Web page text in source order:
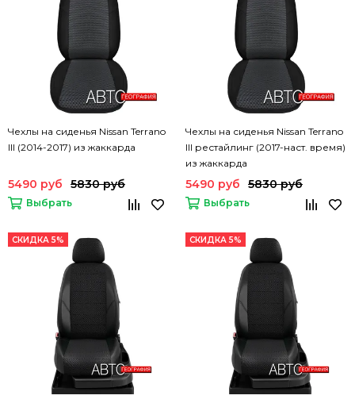
Чехлы на сиденья Nissan Terrano
III (2014-2017) из жаккарда
5490 руб 5830 руб
Выбрать
Чехлы на сиденья Nissan Terrano
III рестайлинг (2017-наст. время)
из жаккарда
5490 руб 5830 руб
Выбрать
СКИДКА 5% СКИДКА 5%